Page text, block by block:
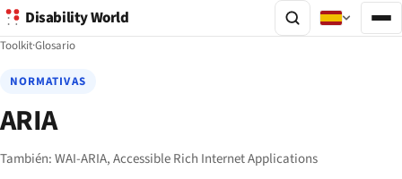
Disability World
Toolkit·Glosario
NORMATIVAS
ARIA
También:WAI-ARIA,Accessible Rich Internet Applications